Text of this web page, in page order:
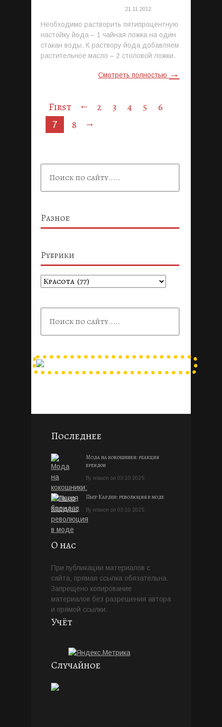
21.11.2012
Необходимо растворить пятипроцентную
настойку йода – 1 чайная ложка на один
стакан воды. К раствору йода добавляем
растительное масло – 2 столовой ложки.
Смотреть полностью →
First ← 2 3 4 5 6
7 8 →
Разное
Рубрики
Рубрики
Последнее
Мода на кокошники: реакция
брендов
By relaxon on 03.10.2025
Пьер Карден: революция в моде
By relaxon on 03.10.2025
О нас
При публикации материалов с
сайта, прямая ссылка обязательна.
Запрещено копирование
материалов без разрешения автора
и прямой ссылки.
Учёт
Случайное